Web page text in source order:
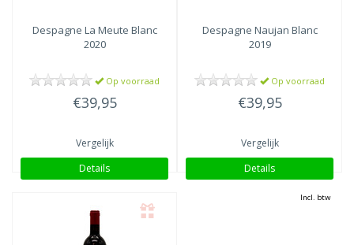
Despagne La Meute Blanc
2020
Op voorraad
€39,95
Vergelijk
Details
Despagne Naujan Blanc
2019
Op voorraad
€39,95
Vergelijk
Details
Incl. btw